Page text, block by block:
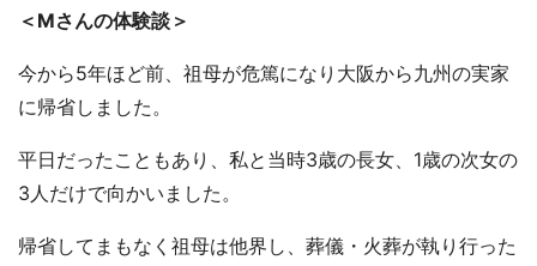
＜Mさんの体験談＞
今から5年ほど前、祖母が危篤になり大阪から九州の実家
に帰省しました。
平日だったこともあり、私と当時3歳の長女、1歳の次女の
3人だけで向かいました。
帰省してまもなく祖母は他界し、葬儀・火葬が執り行った